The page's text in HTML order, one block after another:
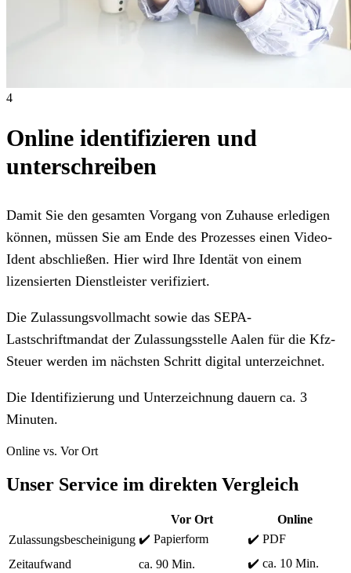
4
Online identifizieren und
unterschreiben
Damit Sie den gesamten Vorgang von Zuhause erledigen
können, müssen Sie am Ende des Prozesses einen Video-
Ident abschließen. Hier wird Ihre Identät von einem
lizensierten Dienstleister verifiziert.
Die Zulassungsvollmacht sowie das SEPA-
Lastschriftmandat der Zulassungsstelle Aalen für die Kfz-
Steuer werden im nächsten Schritt digital unterzeichnet.
Die Identifizierung und Unterzeichnung dauern ca. 3
Minuten.
Online vs. Vor Ort
Unser Service im direkten Vergleich
Vor Ort
Online
Zulassungsbescheinigung ✔️ Papierform
✔️ PDF
Zeitaufwand
ca. 90 Min.
✔️ ca. 10 Min.